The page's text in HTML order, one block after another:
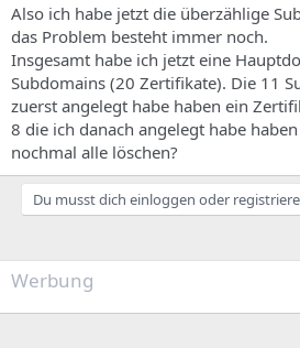
Also ich habe jetzt die überzählige
das Problem besteht immer noch.
Insgesamt habe ich jetzt eine
Subdomains (20 Zertifikate). Die 11
zuerst angelegt habe haben ein
8 die ich danach angelegt habe
nochmal alle löschen?
Du musst dich einloggen oder
Werbung